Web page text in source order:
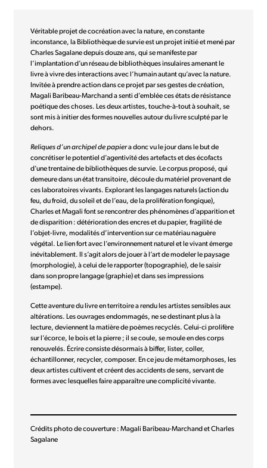
Véritable projet de cocréation avec la nature, en constante
inconstance, la Bibliothèque de survie est un projet initié et mené par
Charles Sagalane depuis douze ans, qui se manifeste par
l’implantation d’un réseau de bibliothèques insulaires amenant le
livre à vivre des interactions avec l’humain autant qu’avec la nature.
Invitée à prendre action dans ce projet par ses gestes de création,
Magali Baribeau-Marchand a senti d’emblée ces états de résistance
poétique des choses. Les deux artistes, touche-à-tout à souhait, se
sont mis à initier des formes nouvelles autour du livre sculpté par le
dehors.
Reliques d’un archipel de papiera donc vu le jour dans le but de
concrétiser le potentiel d’agentivité des artefacts et des écofacts
d’une trentaine de bibliothèques de survie. Le corpus proposé, qui
demeure dans un état transitoire, découle du matériel provenant de
ces laboratoires vivants. Explorant les langages naturels (action du
feu, du froid, du soleil et de l’eau, de la prolifération fongique),
Charles et Magali font se rencontrer des phénomènes d’apparition et
de disparition : détérioration des encres et du papier, fragilité de
l’objet-livre, modalités d’intervention sur ce matériau naguère
végétal. Le lien fort avec l’environnement naturel et le vivant émerge
inévitablement. Il s’agit alors de jouer à l’art de modeler le paysage
(morphologie), à celui de le rapporter (topographie), de le saisir
dans son propre langage (graphie) et dans ses impressions
(estampe).
Cette aventure du livre en territoire a rendu les artistes sensibles aux
altérations. Les ouvrages endommagés, ne se destinant plus à la
lecture, deviennent la matière de poèmes recyclés. Celui-ci prolifère
sur l’écorce, le bois et la pierre ; il se coule, se moule en des corps
renouvelés. Écrire consiste désormais à biffer, lister, coller,
échantillonner, recycler, composer. En ce jeu de métamorphoses, les
deux artistes cultivent et créent des accidents de sens, servant de
formes avec lesquelles faire apparaître une complicité vivante.
Crédits photo de couverture : Magali Baribeau-Marchand et Charles
Sagalane